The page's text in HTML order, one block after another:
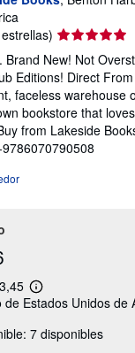
Calificación
del
vendedor:
5
de
5
estrellas
Brand New! Not
Editions! Direct
faceless warehouse
bookstore that
from Lakeside
Más
información
las
tarifas
Estados Unidos de
7 disponibles